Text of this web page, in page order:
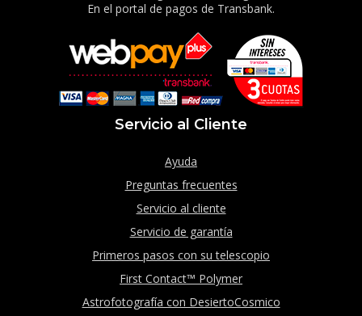
En el portal de pagos de Transbank.
Servicio al Cliente
Ayuda
Preguntas frecuentes
Servicio al cliente
Servicio de garantía
Primeros pasos con su telescopio
First Contact™ Polymer
Astrofotografía con DesiertoCosmico